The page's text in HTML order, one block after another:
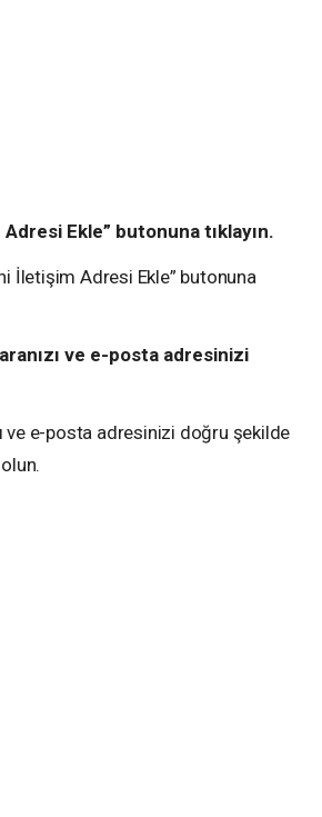
Ekle” butonuna tıklayın.
İletişim Adresi Ekle” butonuna
ve e-posta adresinizi
ve e-posta adresinizi doğru şekilde